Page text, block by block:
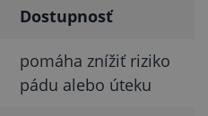
Dostupnosť
pomáha znížiť riziko
pádu alebo úteku